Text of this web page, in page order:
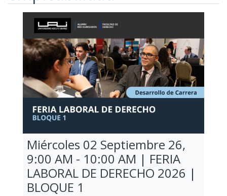
Miércoles 02 Septiembre 26,
9:00 AM - 10:00 AM | FERIA
LABORAL DE DERECHO 2026 |
BLOQUE 1